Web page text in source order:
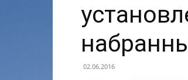
02.06.2016